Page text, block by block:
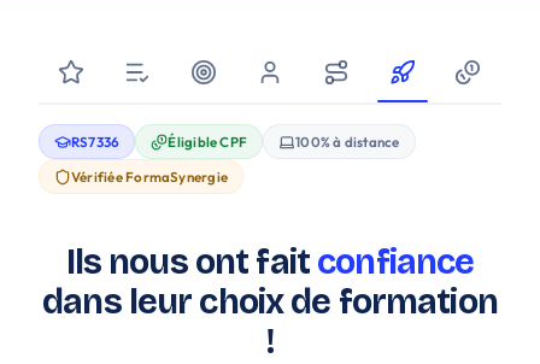
RS7336 Éligible CPF
100% à distance
Vérifiée FormaSynergie
Ils nous ont fait confiance
dans leur choix de formation
!